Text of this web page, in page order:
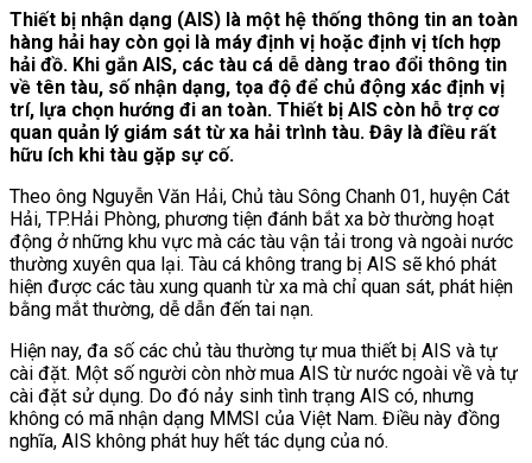
Thiết bị nhận dạng (AIS) là một hệ thống thông tin an toàn
hàng hải hay còn gọi là máy định vị hoặc định vị tích hợp
hải đồ. Khi gắn AIS, các tàu cá dễ dàng trao đổi thông tin
về tên tàu, số nhận dạng, tọa độ để chủ động xác định vị
trí, lựa chọn hướng đi an toàn. Thiết bị AIS còn hỗ trợ cơ
quan quản lý giám sát từ xa hải trình tàu. Đây là điều rất
hữu ích khi tàu gặp sự cố.
Theo ông Nguyễn Văn Hải, Chủ tàu Sông Chanh 01, huyện Cát
Hải, TP.Hải Phòng, phương tiện đánh bắt xa bờ thường hoạt
động ở những khu vực mà các tàu vận tải trong và ngoài nước
thường xuyên qua lại. Tàu cá không trang bị AIS sẽ khó phát
hiện được các tàu xung quanh từ xa mà chỉ quan sát, phát hiện
bằng mắt thường, dễ dẫn đến tai nạn.
Hiện nay, đa số các chủ tàu thường tự mua thiết bị AIS và tự
cài đặt. Một số người còn nhờ mua AIS từ nước ngoài về và tự
cài đặt sử dụng. Do đó nảy sinh tình trạng AIS có, nhưng
không có mã nhận dạng MMSI của Việt Nam. Điều này đồng
nghĩa, AIS không phát huy hết tác dụng của nó.